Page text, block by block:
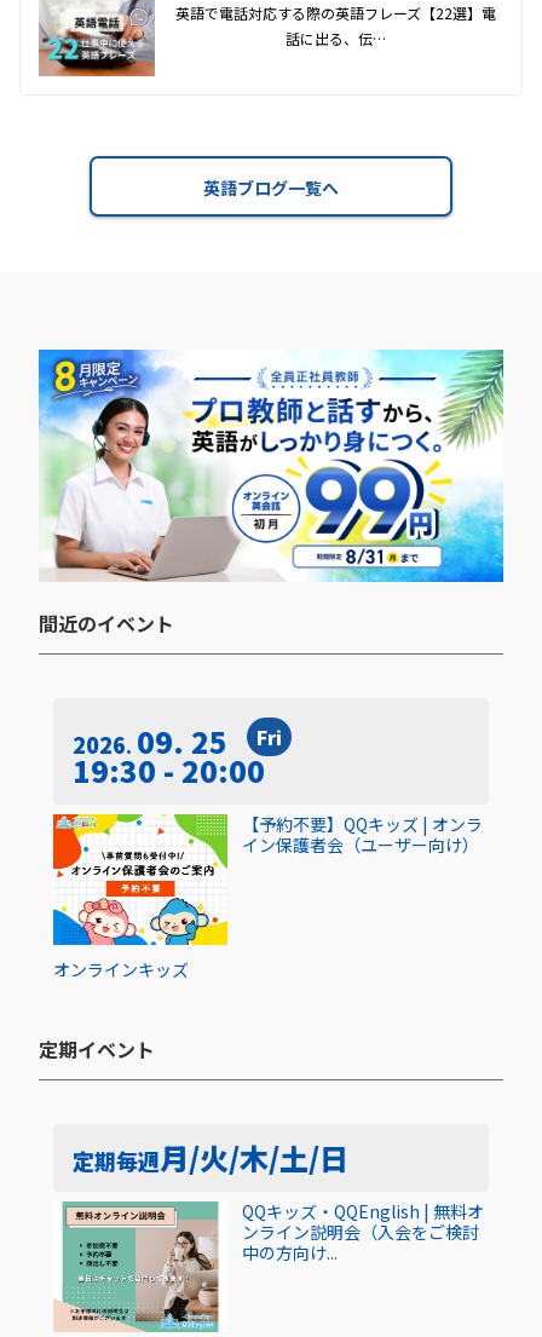
英語で電話対応する際の英語フレーズ【22選】電
話に出る、伝…
英語ブログ一覧へ
間近のイベント​
2026 09. 25 Fri
19:30 - 20:00
オンラインキッズ
【予約不要】QQキッズ | オンラ
イン保護者会（ユーザー向け）
定期イベント​
定期毎週月/火/木/土/日
QQキッズ・QQEnglish | 無料オ
ンライン説明会（入会をご検討
中の方向け...